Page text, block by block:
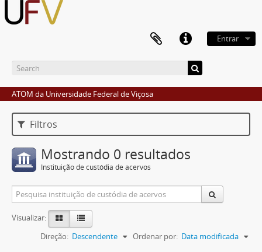
Entrar
ATOM da Universidade Federal de Viçosa
Filtros
Mostrando 0 resultados
Instituição de custódia de acervos
Visualizar:
Ordenar por: Data modificada
Direção: Descendente